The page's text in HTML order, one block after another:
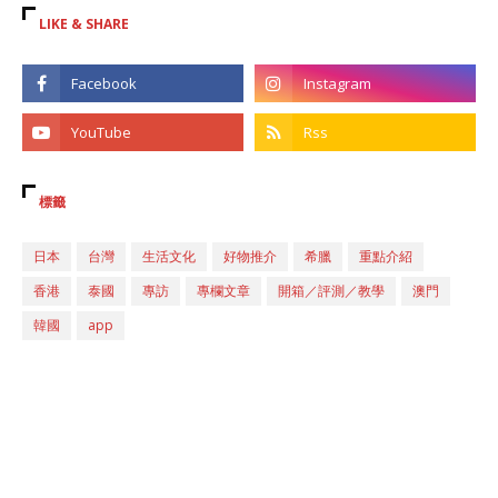
LIKE & SHARE
標籤
日本 台灣 生活文化 好物推介 希臘
重點介紹
香港
泰國 專訪 專欄文章 開箱／評測／教學
澳門
韓國
app